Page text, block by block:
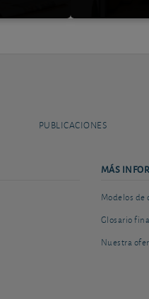
PUBLICACIONES
MÁS
Modelos de
Glosario
Nuestra